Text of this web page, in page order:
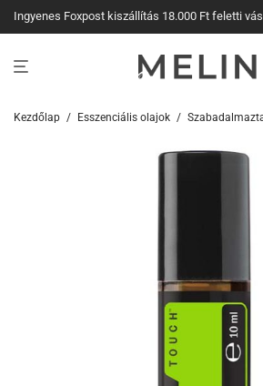
Ingyenes Foxpost kiszállítás 18.000 Ft feletti
Kezdőlap / Esszenciális olajok /